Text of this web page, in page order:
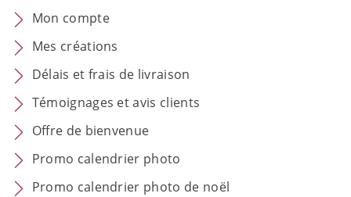
Mon compte
Mes créations
Délais et frais de livraison
Témoignages et avis clients
Offre de bienvenue
Promo calendrier photo
Promo calendrier photo de noël